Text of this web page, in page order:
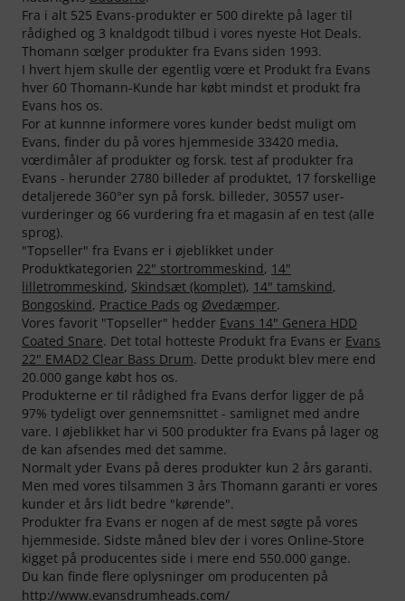
Fra i alt 525 Evans-produkter er 500 direkte på lager til
rådighed og 3 knaldgodt tilbud i vores nyeste Hot Deals.
Thomann sœlger produkter fra Evans siden 1993.
I hvert hjem skulle der egentlig vœre et Produkt fra Evans
hver 60 Thomann-Kunde har købt mindst et produkt fra
Evans hos os.
For at kunnne informere vores kunder bedst muligt om
Evans, finder du på vores hjemmeside 33420 media,
vœrdimåler af produkter og forsk. test af produkter fra
Evans - herunder 2780 billeder af produktet, 17 forskellige
detaljerede 360°er syn på forsk. billeder, 30557 user-
vurderinger og 66 vurdering fra et magasin af en test (alle
sprog).
"Topseller" fra Evans er i øjeblikket under
Produktkategorien 22" stortrommeskind, 14"
lilletrommeskind, Skindsæt (komplet), 14" tamskind,
Bongoskind, Practice Pads og Øvedæmper.
Vores favorit "Topseller" hedder Evans 14" Genera HDD
Coated Snare. Det total hotteste Produkt fra Evans er Evans
22" EMAD2 Clear Bass Drum. Dette produkt blev mere end
20.000 gange købt hos os.
Produkterne er til rådighed fra Evans derfor ligger de på
97% tydeligt over gennemsnittet - samlignet med andre
vare. I øjeblikket har vi 500 produkter fra Evans på lager og
de kan afsendes med det samme.
Normalt yder Evans på deres produkter kun 2 års garanti.
Men med vores tilsammen 3 års Thomann garanti er vores
kunder et års lidt bedre "kørende".
Produkter fra Evans er nogen af de mest søgte på vores
hjemmeside. Sidste måned blev der i vores Online-Store
kigget på producentes side i mere end 550.000 gange.
Du kan finde flere oplysninger om producenten på
http://www.evansdrumheads.com/